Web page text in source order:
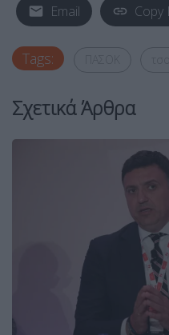
Email Copy
Tags:
Σχετικά Άρθρα